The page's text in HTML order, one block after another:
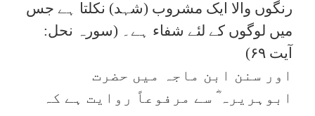
رنگوں والا ایک مشروب (شہد) نکلتا ہے جس
میں لوگوں کے لئے شفاء ہے۔ (سورہ نحل:
آیت ۶۹)
اور سنن ابن ماجہ میں حضرت
ابوہریرہ ؓ سے مرفوعاً روایت ہے کہ